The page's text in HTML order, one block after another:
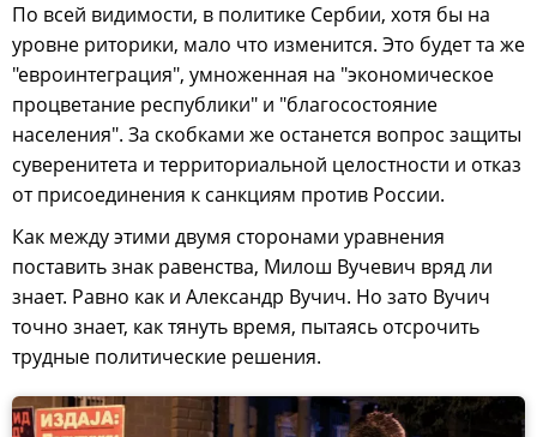
По всей видимости, в политике Сербии, хотя бы на
уровне риторики, мало что изменится. Это будет та же
"евроинтеграция", умноженная на "экономическое
процветание республики" и "благосостояние
населения". За скобками же останется вопрос защиты
суверенитета и территориальной целостности и отказ
от присоединения к санкциям против России.
Как между этими двумя сторонами уравнения
поставить знак равенства, Милош Вучевич вряд ли
знает. Равно как и Александр Вучич. Но зато Вучич
точно знает, как тянуть время, пытаясь отсрочить
трудные политические решения.